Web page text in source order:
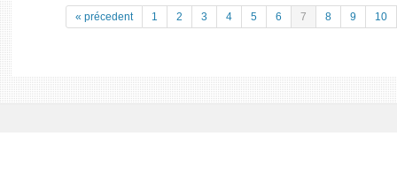
« précedent 1 2 3 4 5 6 7 8 9 10